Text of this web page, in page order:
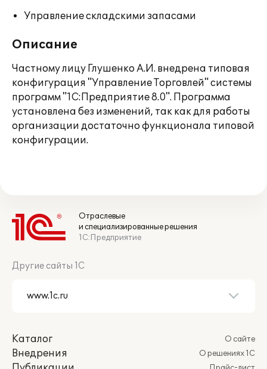
Управление складскими запасами
Описание
Частному лицу Глушенко А.И. внедрена типовая
конфигурация "Управление Торговлей" системы
программ "1С:Предприятие 8.0". Программа
установлена без изменений, так как для работы
организации достаточно функционала типовой
конфигурации.
Отраслевые
и специализированные решения
1С:Предприятие
Другие сайты 1С
Каталог
Внедрения
О сайте
О решениях 1С